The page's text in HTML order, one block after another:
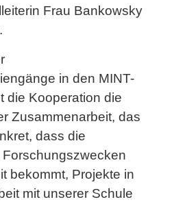
Frau Bankowsky
in den MINT-
die Kooperation die
Zusammenarbeit, das
dass die
bekommt, Projekte in
mit unserer Schule